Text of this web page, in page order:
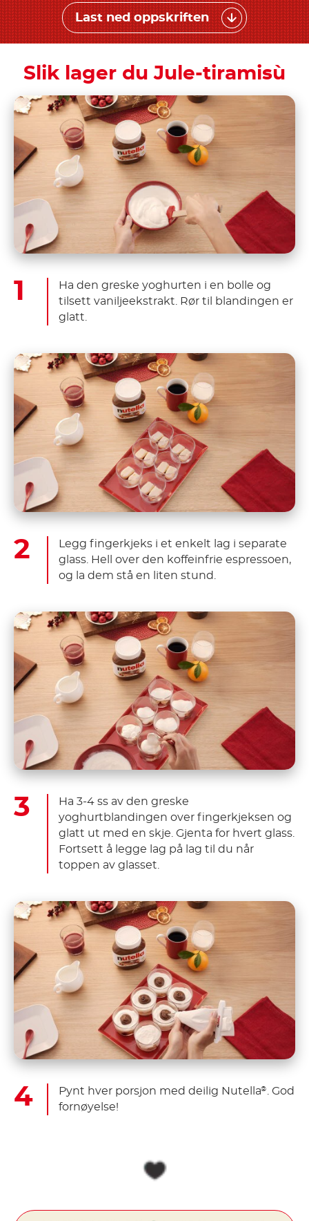
Last ned oppskriften
Slik lager du Jule-tiramisù
Ha den greske yoghurten i en bolle og
tilsett vaniljeekstrakt. Rør til blandingen er
glatt.
Legg fingerkjeks i et enkelt lag i separate
glass. Hell over den koffeinfrie espressoen,
og la dem stå en liten stund.
Ha 3-4 ss av den greske
yoghurtblandingen over fingerkjeksen og
glatt ut med en skje. Gjenta for hvert glass.
Fortsett å legge lag på lag til du når
toppen av glasset.
Pynt hver porsjon med deilig Nutella® . God
fornøyelse!